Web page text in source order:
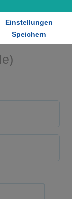
Einstellungen
Speichern